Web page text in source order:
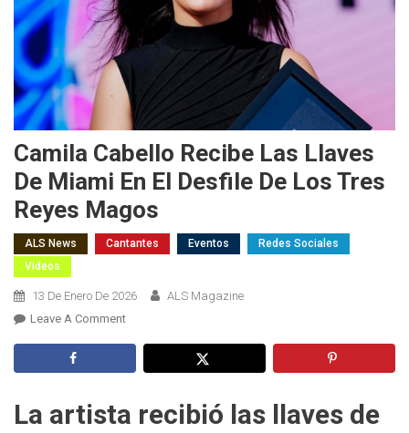
Camila Cabello Recibe Las Llaves
De Miami En El Desfile De Los Tres
Reyes Magos
ALS News Cantantes Eventos
Redes Sociales
Videos
13 De Enero De 2026
ALS Magazine
Leave A CommentOn
Llaves
La artista recibió las llaves de